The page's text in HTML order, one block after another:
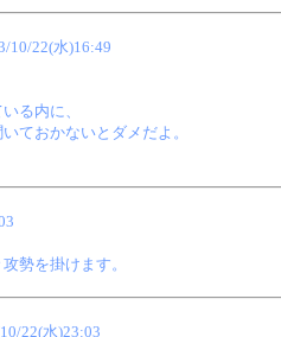
10/22(水)16:49
る内に、
ておかないとダメだよ。
勢を掛けます。
22(水)23:03